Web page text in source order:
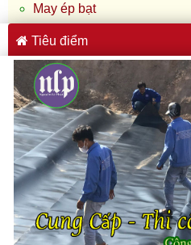
May ép bạt
Tiêu điểm